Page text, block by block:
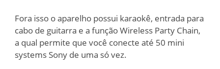
Fora isso o aparelho possui karaokê, entrada para
cabo de guitarra e a função Wireless Party Chain,
a qual permite que você conecte até 50 mini
systems Sony de uma só vez.